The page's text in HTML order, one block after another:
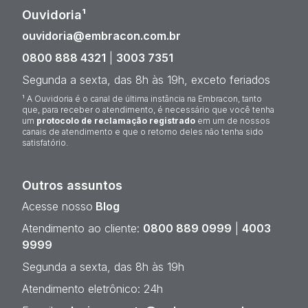
Ouvidoria¹
ouvidoria@embracon.com.br
0800 888 4321
3003 7351
Segunda a sexta, das 8h às 19h, exceto feriados
¹ A Ouvidoria é o canal de última instância na Embracon, tanto
que, para receber o atendimento, é necessário que você tenha
um protocolo de reclamação registrado em um de nossos
canais de atendimento e que o retorno deles não tenha sido
satisfatório.
Outros assuntos
Acesse nosso Blog
Atendimento ao cliente: 0800 889 0999
4003
9999
Segunda a sexta, das 8h às 19h
Atendimento eletrônico: 24h